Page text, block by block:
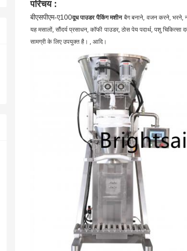
परिचय :
बीएसपीएम-ए100दूध पाउडर पैकिंग मशीन बैग बनाने, वजन करने, भरने,
यह मसालों, सौंदर्य प्रसाधन, कॉफी पाउडर, ठोस पेय पदार्थ, पशु
सामग्री के लिए उपयुक्त है। , आदि।